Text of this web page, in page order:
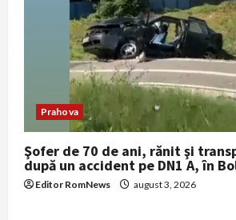
Prahova
Şofer de 70 de ani, rănit şi
după un accident pe DN1 A, în
Editor RomNews august 3, 2026